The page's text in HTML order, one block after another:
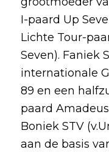
I-paard Up
Lichte Tour-
Seven). Faniek
internationale
89 en een
paard
Boniek STV
aan de basis